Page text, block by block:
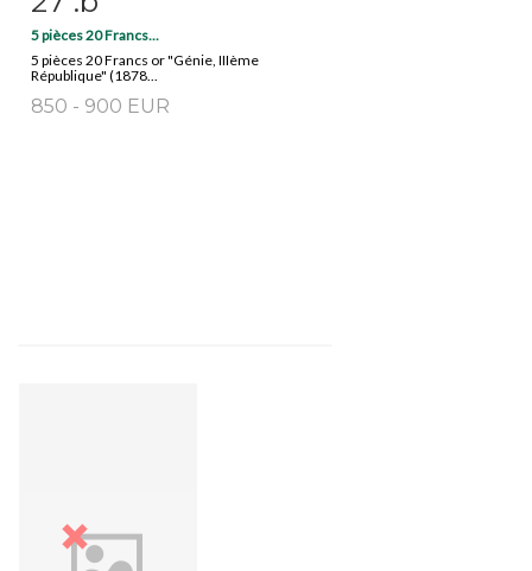
5 pièces 20 Francs...
5 pièces 20 Francs or "Génie, IIIème
République" (1878...
850 - 900 EUR